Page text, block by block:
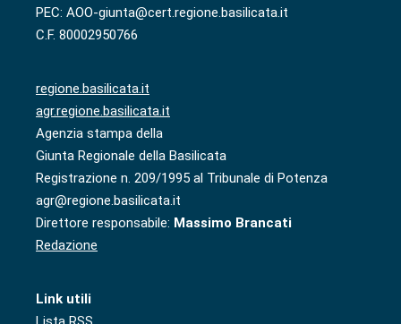
PEC: AOO-giunta@cert.regione.basilicata.it
C.F. 80002950766
regione.basilicata.it
agr.regione.basilicata.it
Agenzia stampa della
Giunta Regionale della Basilicata
Registrazione n. 209/1995 al Tribunale di Potenza
agr@regione.basilicata.it
Direttore responsabile: Massimo Brancati
Redazione
Link utili